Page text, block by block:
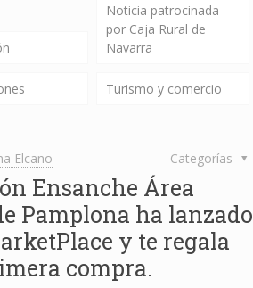
Noticia patrocinada
por Caja Rural de
Navarra
Turismo y comercio
Elcano Categorías
Ensanche Área
Pamplona ha lanzado
y te regala
compra.